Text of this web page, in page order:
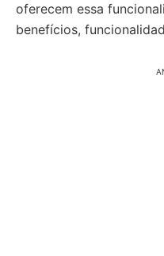
oferecem essa
benefícios,